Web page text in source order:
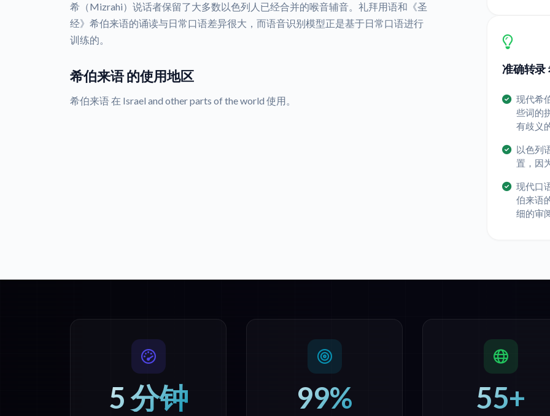
希（Mizrahi）说话者保留了大多数以色列人已经合并的喉音辅音。礼拜用语和《圣
经》希伯来语的诵读与日常口语差异很大，而语音识别模型正是基于日常口语进行
训练的。
希伯来语 的使用地区
希伯来语 在 Israel and other parts of the world 使用。
准确转录
现代希
些词的
有歧义
以色列
置，因
现代口
伯来语
细的审
5 分钟 99% 55+